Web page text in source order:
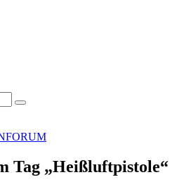
Tag „Heißluftpistole“